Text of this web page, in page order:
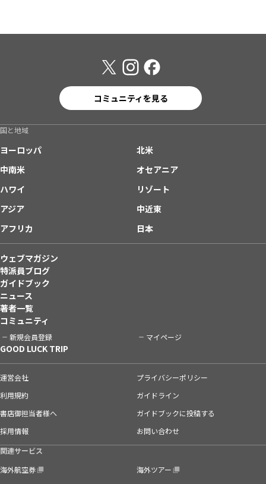
コミュニティを見る
国と地域
ヨーロッパ
北米
中南米
オセアニア
ハワイ
リゾート
アジア
中近東
アフリカ
日本
ウェブマガジン
特派員ブログ
ガイドブック
ニュース
著者一覧
コミュニティ
新規会員登録 マイページ
GOOD LUCK TRIP
運営会社
プライバシーポリシー
利用規約
ガイドライン
書店御担当者様へ
ガイドブックに投稿する
採用情報
お問い合わせ
関連サービス
海外航空券
海外ツアー